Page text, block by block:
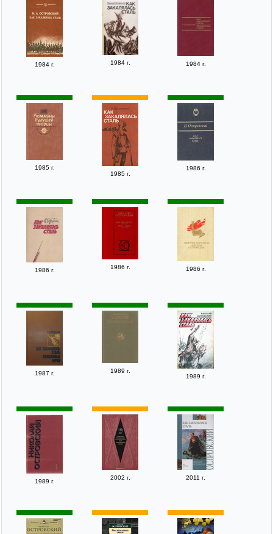
1984 г. 1984 г. 1984 г.
1985 г.
1985 г.
1986 г.
1986 г. 1986 г. 1986 г.
1987 г.
1989 г.
1989 г.
1989 г.
2002 г. 2011 г.